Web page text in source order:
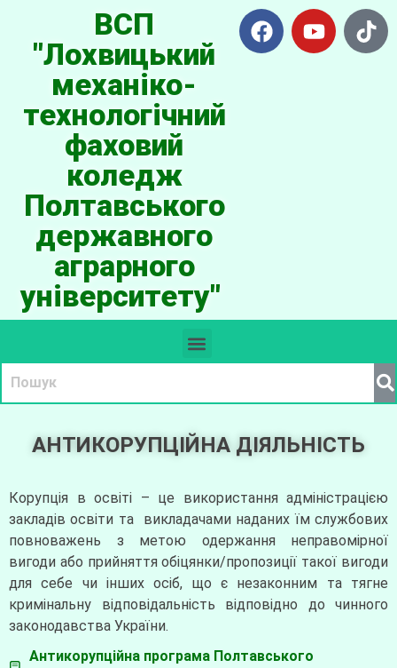
ВСП
"Лохвицький
механіко-
технологічний
фаховий
коледж
Полтавського
державного
аграрного
університету"
АНТИКОРУПЦІЙНА ДІЯЛЬНІСТЬ
Корупція в освіті – це використання адміністрацією
закладів освіти та викладачами наданих їм службових
повноважень з метою одержання неправомірної
вигоди або прийняття обіцянки/пропозиції такої вигоди
для себе чи інших осіб, що є незаконним та тягне
кримінальну відповідальність відповідно до чинного
законодавства України.
Антикорупційна програма Полтавського